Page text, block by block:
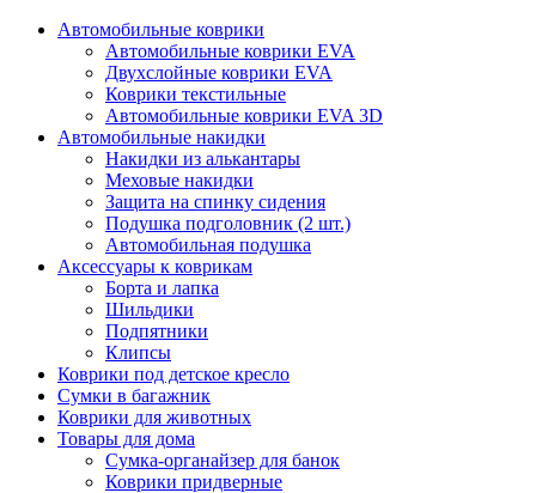
Автомобильные коврики
Автомобильные коврики EVA
Двухслойные коврики EVA
Коврики текстильные
Автомобильные коврики EVA 3D
Автомобильные накидки
Накидки из алькантары
Меховые накидки
Защита на спинку сидения
Подушка подголовник (2 шт.)
Автомобильная подушка
Аксессуары к коврикам
Борта и лапка
Шильдики
Подпятники
Клипсы
Коврики под детское кресло
Сумки в багажник
Коврики для животных
Товары для дома
Сумка-органайзер для банок
Коврики придверные